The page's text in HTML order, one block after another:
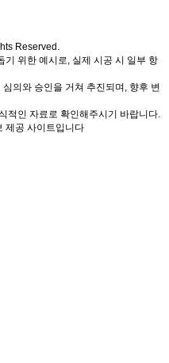
Reserved.
위한 예시로, 실제 시공 시 일부 항
의와 승인을 거쳐 추진되며, 향후 변
적인 자료로 확인해주시기 바랍니다.
제공 사이트입니다